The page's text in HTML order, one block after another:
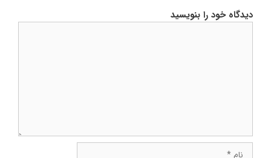
دیدگاه خود را بنویسید